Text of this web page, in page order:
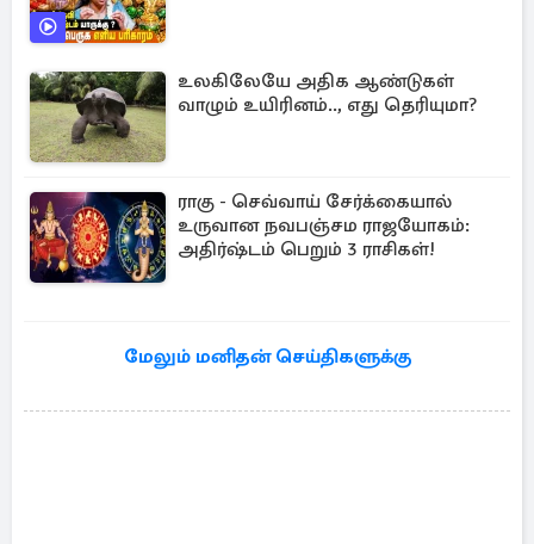
உலகிலேயே அதிக ஆண்டுகள்
வாழும் உயிரினம்.., எது தெரியுமா?
ராகு - செவ்வாய் சேர்க்கையால்
உருவான நவபஞ்சம ராஜயோகம்:
அதிர்ஷ்டம் பெறும் 3 ராசிகள்!
மேலும் மனிதன் செய்திகளுக்கு